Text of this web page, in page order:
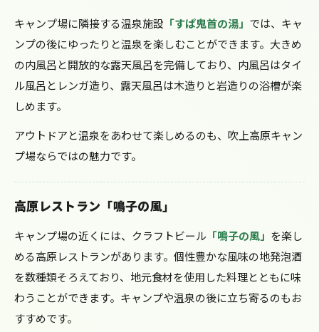
キャンプ場に隣接する温泉施設 「すぱ鬼首の湯」 では、キャ
ンプの後にゆったりと温泉を楽しむことができます。大きめ
の内風呂と開放的な露天風呂を完備しており、内風呂はタイ
ル風呂とレンガ造り、露天風呂は木造りと岩造りの浴槽が楽
しめます。
アウトドアと温泉をあわせて楽しめるのも、吹上高原キャン
プ場ならではの魅力です。
高原レストラン「鳴子の風」
キャンプ場の近くには、クラフトビール 「鳴子の風」 を楽し
める高原レストランがあります。個性豊かな風味の地発泡酒
を数種類そろえており、地元食材を使用した料理とともに味
わうことができます。キャンプや温泉の後に立ち寄るのもお
すすめです。